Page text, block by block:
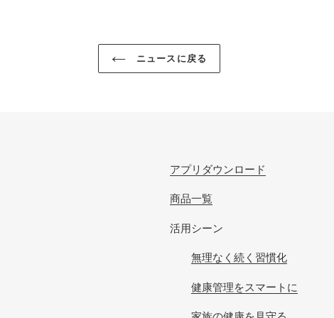
ニュースに戻る
アプリダウンロード
商品一覧
活用シーン
無理なく続く習慣化
健康管理をスマートに